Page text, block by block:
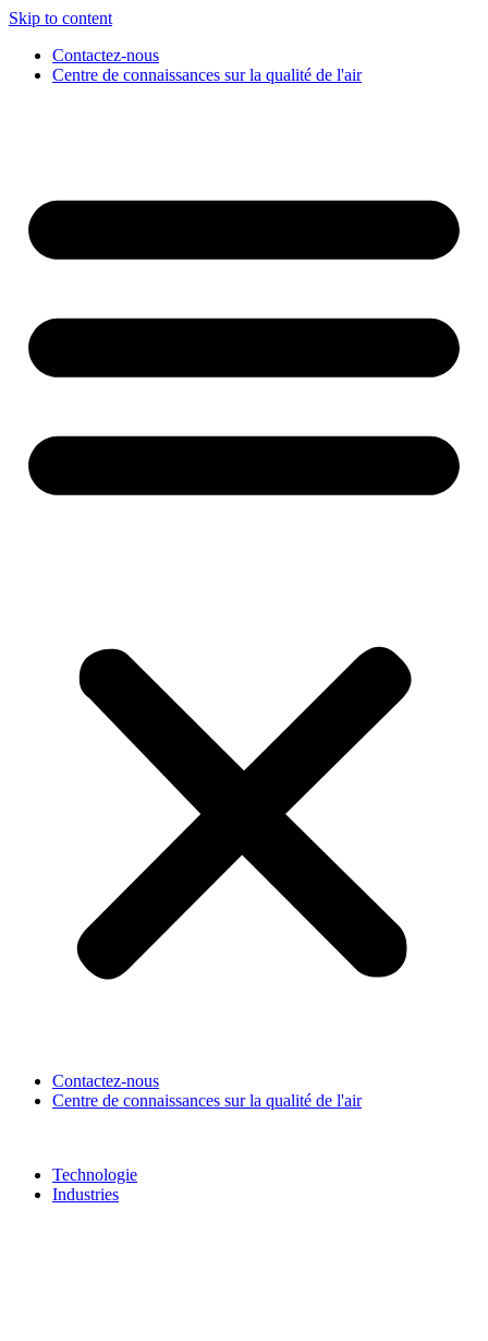
Skip to content
Contactez-nous
Centre de connaissances sur la qualité de l'air
Contactez-nous
Centre de connaissances sur la qualité de l'air
Technologie
Industries